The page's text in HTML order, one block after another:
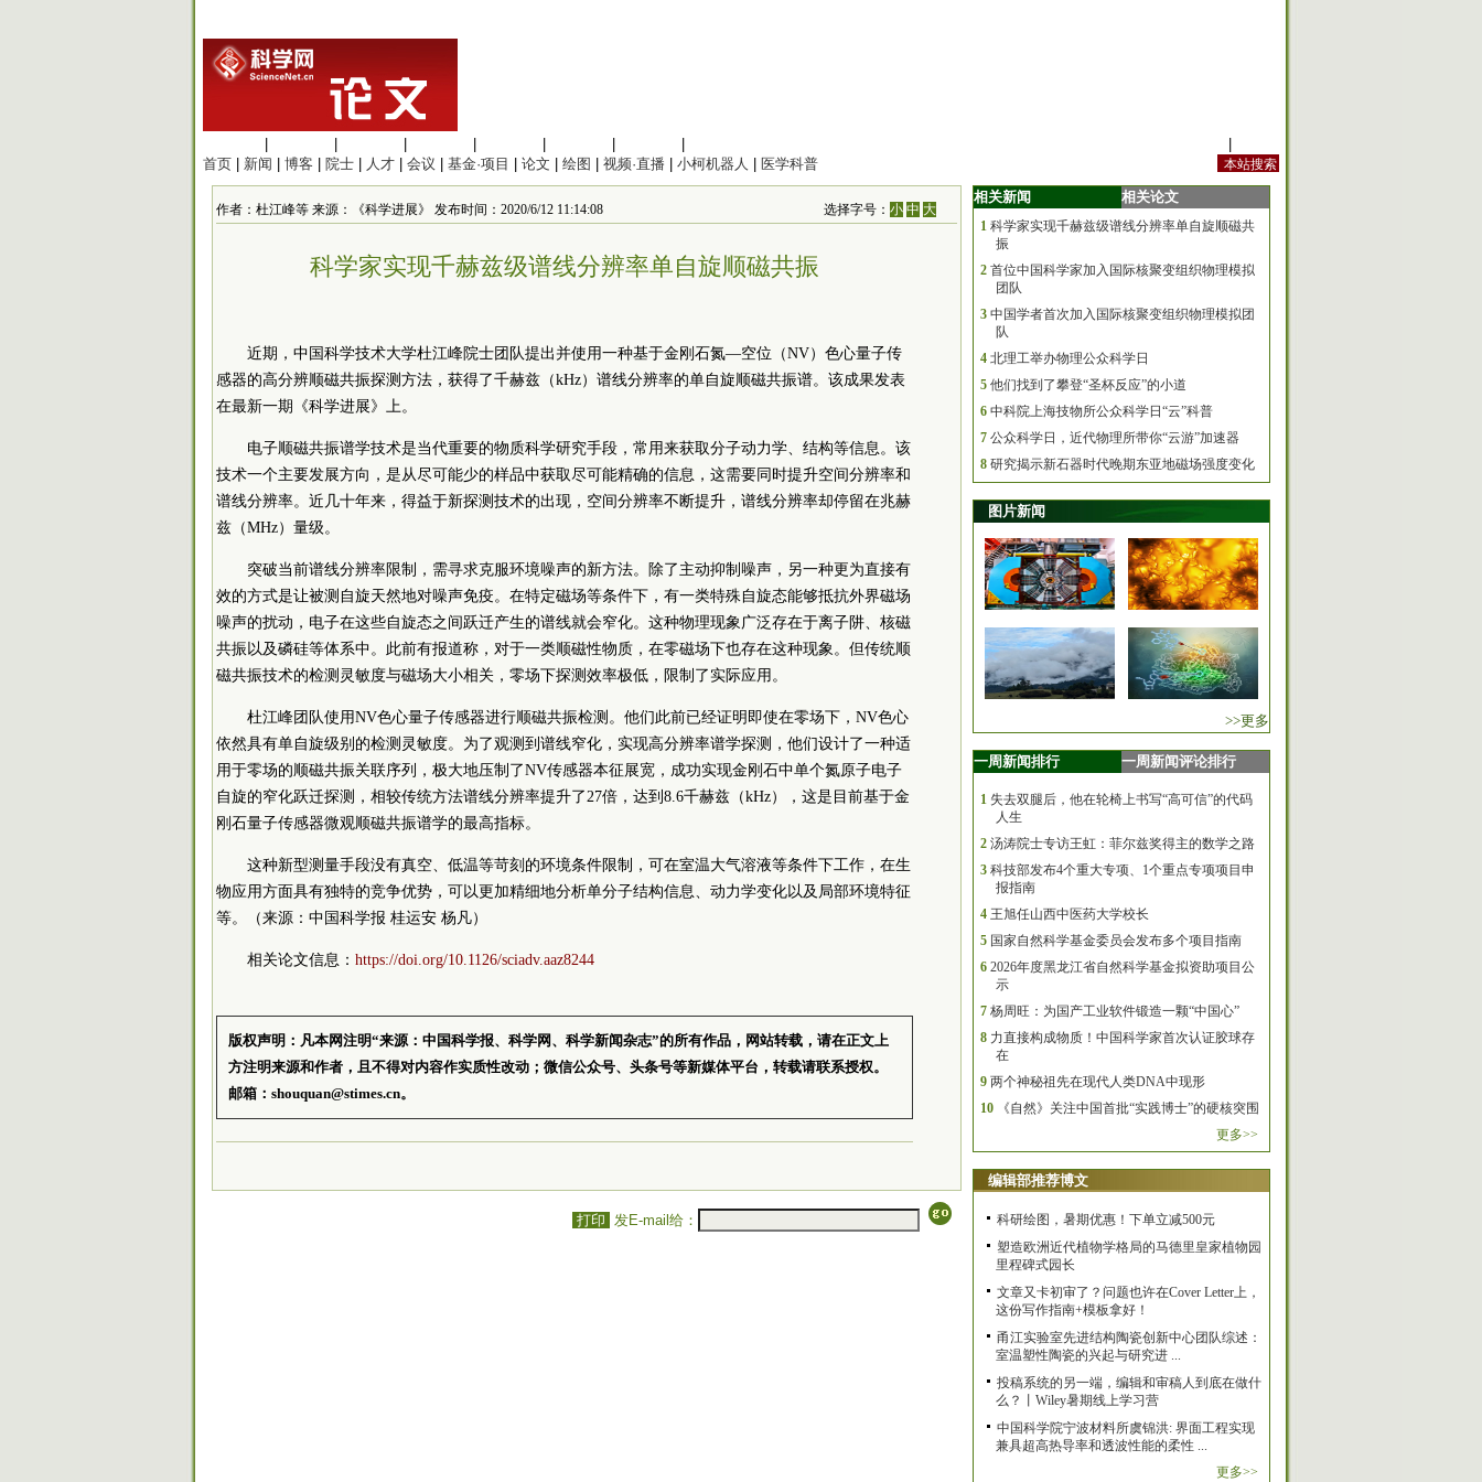
首页
新闻 博客 院士 人才 会议 基金·项目 论文 绘图 视频·直播 小柯机器人 医学科普
作者：杜江峰等 来源：《科学进展》 发布时间：2020/6/12 11:14:08 选择字号：小 中 大
科学家实现千赫兹级谱线分辨率单自旋顺磁共振
近期，中国科学技术大学杜江峰院士团队提出并使用一种基于金刚石氮—空位（NV）色心量子传
感器的高分辨顺磁共振探测方法，获得了千赫兹（kHz）谱线分辨率的单自旋顺磁共振谱。该成果发表
在最新一期《科学进展》上。
电子顺磁共振谱学技术是当代重要的物质科学研究手段，常用来获取分子动力学、结构等信息。该
技术一个主要发展方向，是从尽可能少的样品中获取尽可能精确的信息，这需要同时提升空间分辨率和
谱线分辨率。近几十年来，得益于新探测技术的出现，空间分辨率不断提升，谱线分辨率却停留在兆赫
兹（MHz）量级。
突破当前谱线分辨率限制，需寻求克服环境噪声的新方法。除了主动抑制噪声，另一种更为直接有
效的方式是让被测自旋天然地对噪声免疫。在特定磁场等条件下，有一类特殊自旋态能够抵抗外界磁场
噪声的扰动，电子在这些自旋态之间跃迁产生的谱线就会窄化。这种物理现象广泛存在于离子阱、核磁
共振以及磷硅等体系中。此前有报道称，对于一类顺磁性物质，在零磁场下也存在这种现象。但传统顺
磁共振技术的检测灵敏度与磁场大小相关，零场下探测效率极低，限制了实际应用。
杜江峰团队使用NV色心量子传感器进行顺磁共振检测。他们此前已经证明即使在零场下，NV色心
依然具有单自旋级别的检测灵敏度。为了观测到谱线窄化，实现高分辨率谱学探测，他们设计了一种适
用于零场的顺磁共振关联序列，极大地压制了NV传感器本征展宽，成功实现金刚石中单个氮原子电子
自旋的窄化跃迁探测，相较传统方法谱线分辨率提升了27倍，达到8.6千赫兹（kHz），这是目前基于金
刚石量子传感器微观顺磁共振谱学的最高指标。
这种新型测量手段没有真空、低温等苛刻的环境条件限制，可在室温大气溶液等条件下工作，在生
物应用方面具有独特的竞争优势，可以更加精细地分析单分子结构信息、动力学变化以及局部环境特征
等。（来源：中国科学报 桂运安 杨凡）
相关论文信息： https://doi.org/10.1126/sciadv.aaz8244
版权声明：凡本网注明“来源：中国科学报、科学网、科学新闻杂志”的所有作品，网站转载，请在正文上
方注明来源和作者，且不得对内容作实质性改动；微信公众号、头条号等新媒体平台，转载请联系授权。
邮箱：shouquan@stimes.cn。
打印 发E-mail给：
相关新闻 相关论文
1 科学家实现千赫兹级谱线分辨率单自旋顺磁共
振
2 首位中国科学家加入国际核聚变组织物理模拟
团队
3 中国学者首次加入国际核聚变组织物理模拟团
队
4 北理工举办物理公众科学日
5 他们找到了攀登“圣杯反应”的小道
6 中科院上海技物所公众科学日“云”科普
7 公众科学日，近代物理所带你“云游”加速器
8 研究揭示新石器时代晚期东亚地磁场强度变化
图片新闻
>>更多
一周新闻排行 一周新闻评论排行
1 失去双腿后，他在轮椅上书写“高可信”的代码
人生
2 汤涛院士专访王虹：菲尔兹奖得主的数学之路
3 科技部发布4个重大专项、1个重点专项项目申
报指南
4 王旭任山西中医药大学校长
5 国家自然科学基金委员会发布多个项目指南
6 2026年度黑龙江省自然科学基金拟资助项目公
示
7 杨周旺：为国产工业软件锻造一颗“中国心”
8 力直接构成物质！中国科学家首次认证胶球存
在
9 两个神秘祖先在现代人类DNA中现形
10
《自然》关注中国首批“实践博士”的硬核突围
更多>>
编辑部推荐博文
科研绘图，暑期优惠！下单立减500元
塑造欧洲近代植物学格局的马德里皇家植物园
里程碑式园长
文章又卡初审了？问题也许在Cover Letter上，
这份写作指南+模板拿好！
甬江实验室先进结构陶瓷创新中心团队综述：
室温塑性陶瓷的兴起与研究进 ...
投稿系统的另一端，编辑和审稿人到底在做什
么？丨Wiley暑期线上学习营
中国科学院宁波材料所虞锦洪: 界面工程实现
兼具超高热导率和透波性能的柔性 ...
更多>>